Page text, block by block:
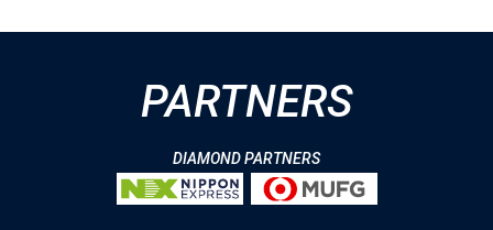
PARTNERS
DIAMOND PARTNERS